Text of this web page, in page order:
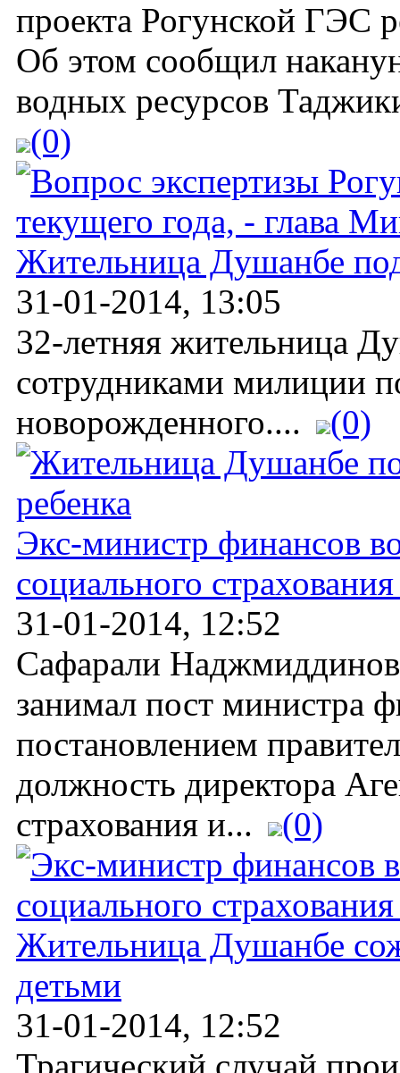
проекта Рогунской ГЭС
Об этом сообщил
водных ресурсов
(0)
Жительница Душанбе
31-01-2014, 13:05
32-летняя жительница
сотрудниками милиции
новорожденного....
(0)
Экс-министр финансов
социального
31-01-2014, 12:52
Сафарали
занимал пост министра
постановлением
должность директора
страхования и...
(0)
Жительница Душанбе
детьми
31-01-2014, 12:52